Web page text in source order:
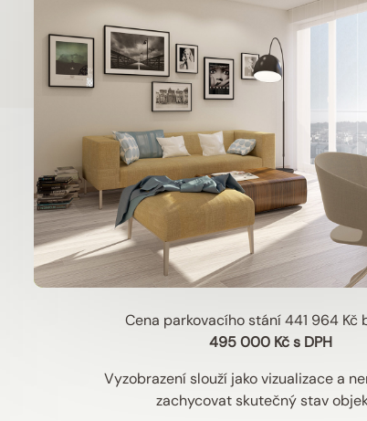
Cena parkovacího stání 441 964 Kč
495 000 Kč s DPH
Vyzobrazení slouží jako vizualizace a
zachycovat skutečný stav